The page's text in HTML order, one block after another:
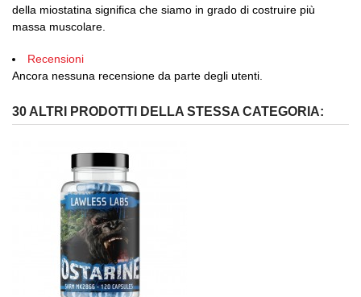
della miostatina significa che siamo in grado di costruire più
massa muscolare.
Recensioni
Ancora nessuna recensione da parte degli utenti.
30 ALTRI PRODOTTI DELLA STESSA CATEGORIA: